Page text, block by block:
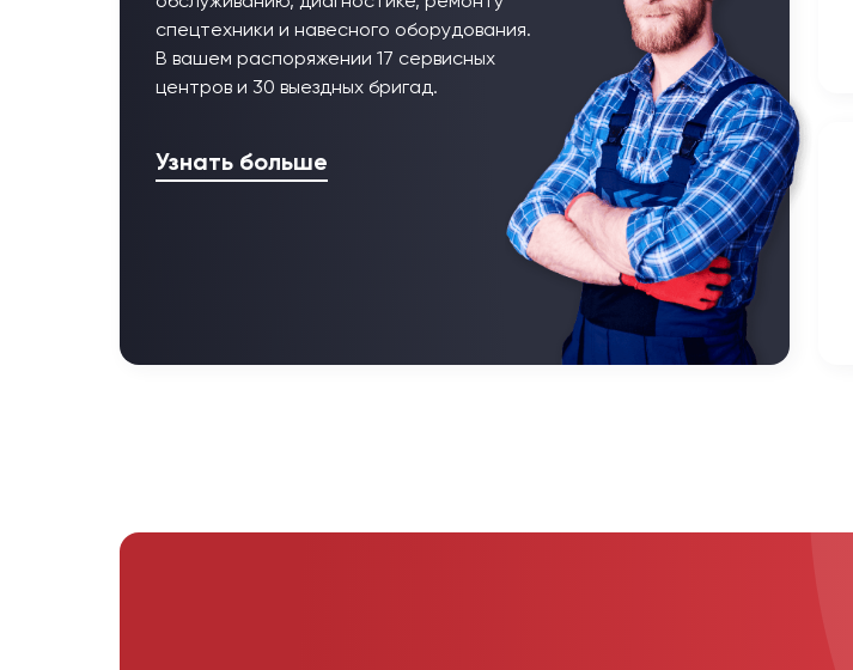
спецтехники и навесного оборудования.
В вашем распоряжении 17 сервисных
центров и 30 выездных бригад.
Узнать больше